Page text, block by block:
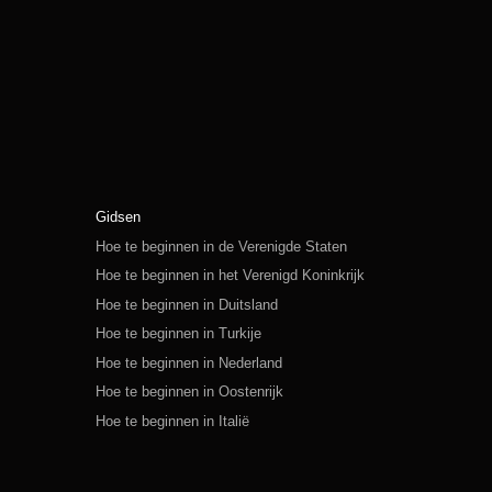
Gidsen
Hoe te beginnen in de Verenigde Staten
Hoe te beginnen in het Verenigd Koninkrijk
Hoe te beginnen in Duitsland
Hoe te beginnen in Turkije
Hoe te beginnen in Nederland
Hoe te beginnen in Oostenrijk
Hoe te beginnen in Italië